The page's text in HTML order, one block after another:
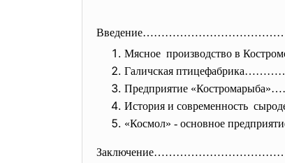
Мясное производство в
Галичская
Предприятие
История и современность
«Космол» - основное